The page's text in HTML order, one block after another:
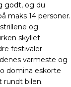
godt, og du
maks 14 personer.
og
skyllet
festivaler
varmeste og
domina eskorte
rundt bilen.